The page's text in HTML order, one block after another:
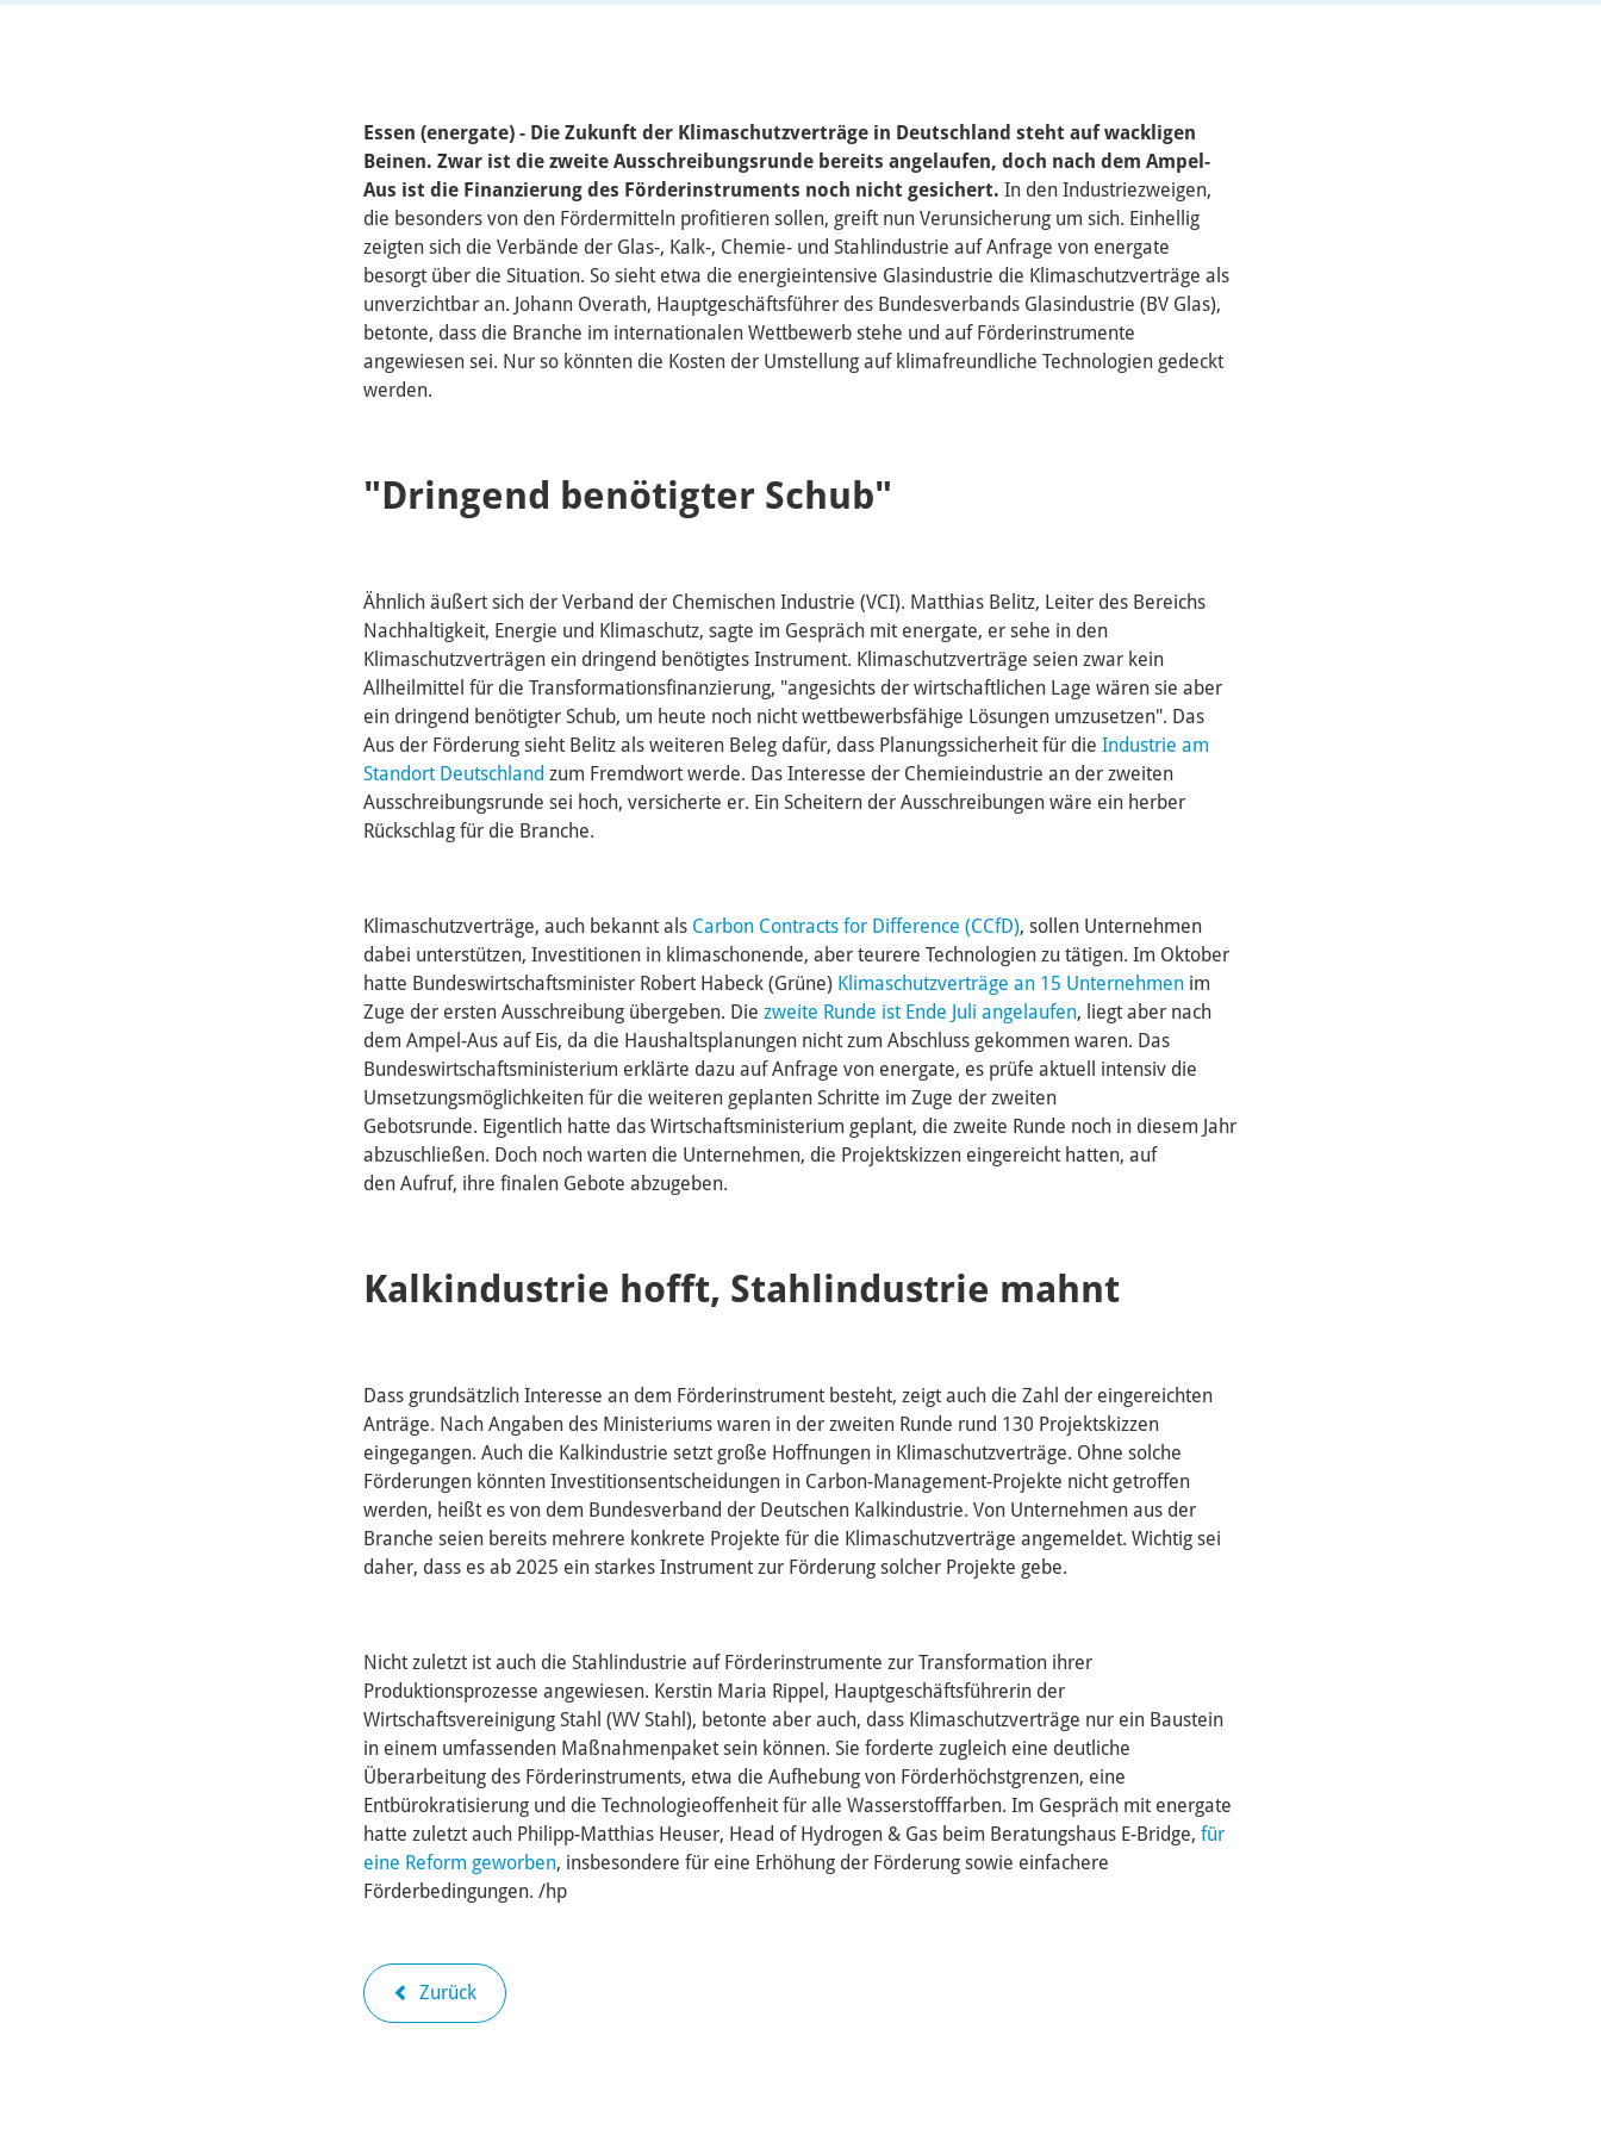
Essen (energate) - Die Zukunft der Klimaschutzverträge in Deutschland steht auf wackligen
Beinen. Zwar ist die zweite Ausschreibungsrunde bereits angelaufen, doch nach dem Ampel-
Aus ist die Finanzierung des Förderinstruments noch nicht gesichert.In den Industriezweigen,
die besonders von den Fördermitteln profitieren sollen, greift nun Verunsicherung um sich. Einhellig
zeigten sich die Verbände der Glas-, Kalk-, Chemie- und Stahlindustrie auf Anfrage von energate
besorgt über die Situation. So sieht etwa die energieintensive Glasindustrie die Klimaschutzverträge als
unverzichtbar an. Johann Overath, Hauptgeschäftsführer des Bundesverbands Glasindustrie (BV Glas),
betonte, dass die Branche im internationalen Wettbewerb stehe und auf Förderinstrumente
angewiesen sei. Nur so könnten die Kosten der Umstellung auf klimafreundliche Technologien gedeckt
werden.
"Dringend benötigter Schub"
Ähnlich äußert sich der Verband der Chemischen Industrie (VCI). Matthias Belitz, Leiter des Bereichs
Nachhaltigkeit, Energie und Klimaschutz, sagte im Gespräch mit energate, er sehe in den
Klimaschutzverträgen ein dringend benötigtes Instrument. Klimaschutzverträge seien zwar kein
Allheilmittel für die Transformationsfinanzierung, "angesichts der wirtschaftlichen Lage wären sie aber
ein dringend benötigter Schub, um heute noch nicht wettbewerbsfähige Lösungen umzusetzen". Das
Aus der Förderung sieht Belitz als weiteren Beleg dafür, dass Planungssicherheit für dieIndustrie am
Standort Deutschland zum Fremdwort werde. Das Interesse der Chemieindustrie an der zweiten
Ausschreibungsrunde sei hoch, versicherte er. Ein Scheitern der Ausschreibungen wäre ein herber
Rückschlag für die Branche.
Klimaschutzverträge, auch bekannt als Carbon Contracts for Difference (CCfD), sollen Unternehmen
dabei unterstützen, Investitionen in klimaschonende, aber teurere Technologien zu tätigen. Im Oktober
hatte Bundeswirtschaftsminister Robert Habeck (Grüne) Klimaschutzverträge an 15 Unternehmen im
Zuge der ersten Ausschreibung übergeben. Diezweite Runde ist Ende Juli angelaufen, liegt aber nach
dem Ampel-Aus auf Eis, da die Haushaltsplanungen nicht zum Abschluss gekommen waren. Das
Bundeswirtschaftsministerium erklärte dazu auf Anfrage von energate, es prüfe aktuell intensiv die
Umsetzungsmöglichkeiten für die weiteren geplanten Schritte im Zuge der zweiten
Gebotsrunde. Eigentlich hatte das Wirtschaftsministerium geplant, die zweite Runde noch in diesem Jahr
abzuschließen. Doch noch warten die Unternehmen, die Projektskizzen eingereicht hatten, auf
den Aufruf, ihre finalen Gebote abzugeben.
Kalkindustrie hofft, Stahlindustrie mahnt
Dass grundsätzlich Interesse an dem Förderinstrument besteht, zeigt auch die Zahl der eingereichten
Anträge. Nach Angaben des Ministeriums waren in der zweiten Runde rund 130 Projektskizzen
eingegangen. Auch die Kalkindustrie setzt große Hoffnungen in Klimaschutzverträge. Ohne solche
Förderungen könnten Investitionsentscheidungen in Carbon-Management-Projekte nicht getroffen
werden, heißt es von dem Bundesverband der Deutschen Kalkindustrie. Von Unternehmen aus der
Branche seien bereits mehrere konkrete Projekte für die Klimaschutzverträge angemeldet. Wichtig sei
daher, dass es ab 2025 ein starkes Instrument zur Förderung solcher Projekte gebe.
Nicht zuletzt ist auch die Stahlindustrie auf Förderinstrumente zur Transformation ihrer
Produktionsprozesse angewiesen. Kerstin Maria Rippel, Hauptgeschäftsführerin der
Wirtschaftsvereinigung Stahl (WV Stahl), betonte aber auch, dass Klimaschutzverträge nur ein Baustein
in einem umfassenden Maßnahmenpaket sein können. Sie forderte zugleich eine deutliche
Überarbeitung des Förderinstruments, etwa die Aufhebung von Förderhöchstgrenzen, eine
Entbürokratisierung und die Technologieoffenheit für alle Wasserstofffarben. Im Gespräch mit energate
hatte zuletzt auch Philipp-Matthias Heuser, Head of Hydrogen & Gas beim Beratungshaus E-Bridge,für
eine Reform geworben, insbesondere für eine Erhöhung der Förderung sowie einfachere
Förderbedingungen. /hp
Zurück